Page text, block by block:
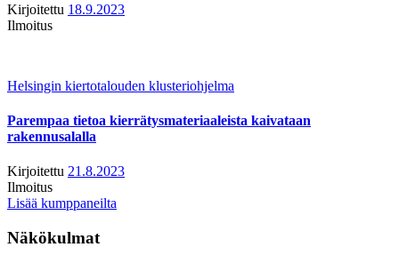
Kirjoitettu 18.9.2023
Ilmoitus
Helsingin kiertotalouden klusteriohjelma
Parempaa tietoa kierrätysmateriaaleista kaivataan
rakennusalalla
Kirjoitettu 21.8.2023
Ilmoitus
Lisää kumppaneilta
Näkökulmat